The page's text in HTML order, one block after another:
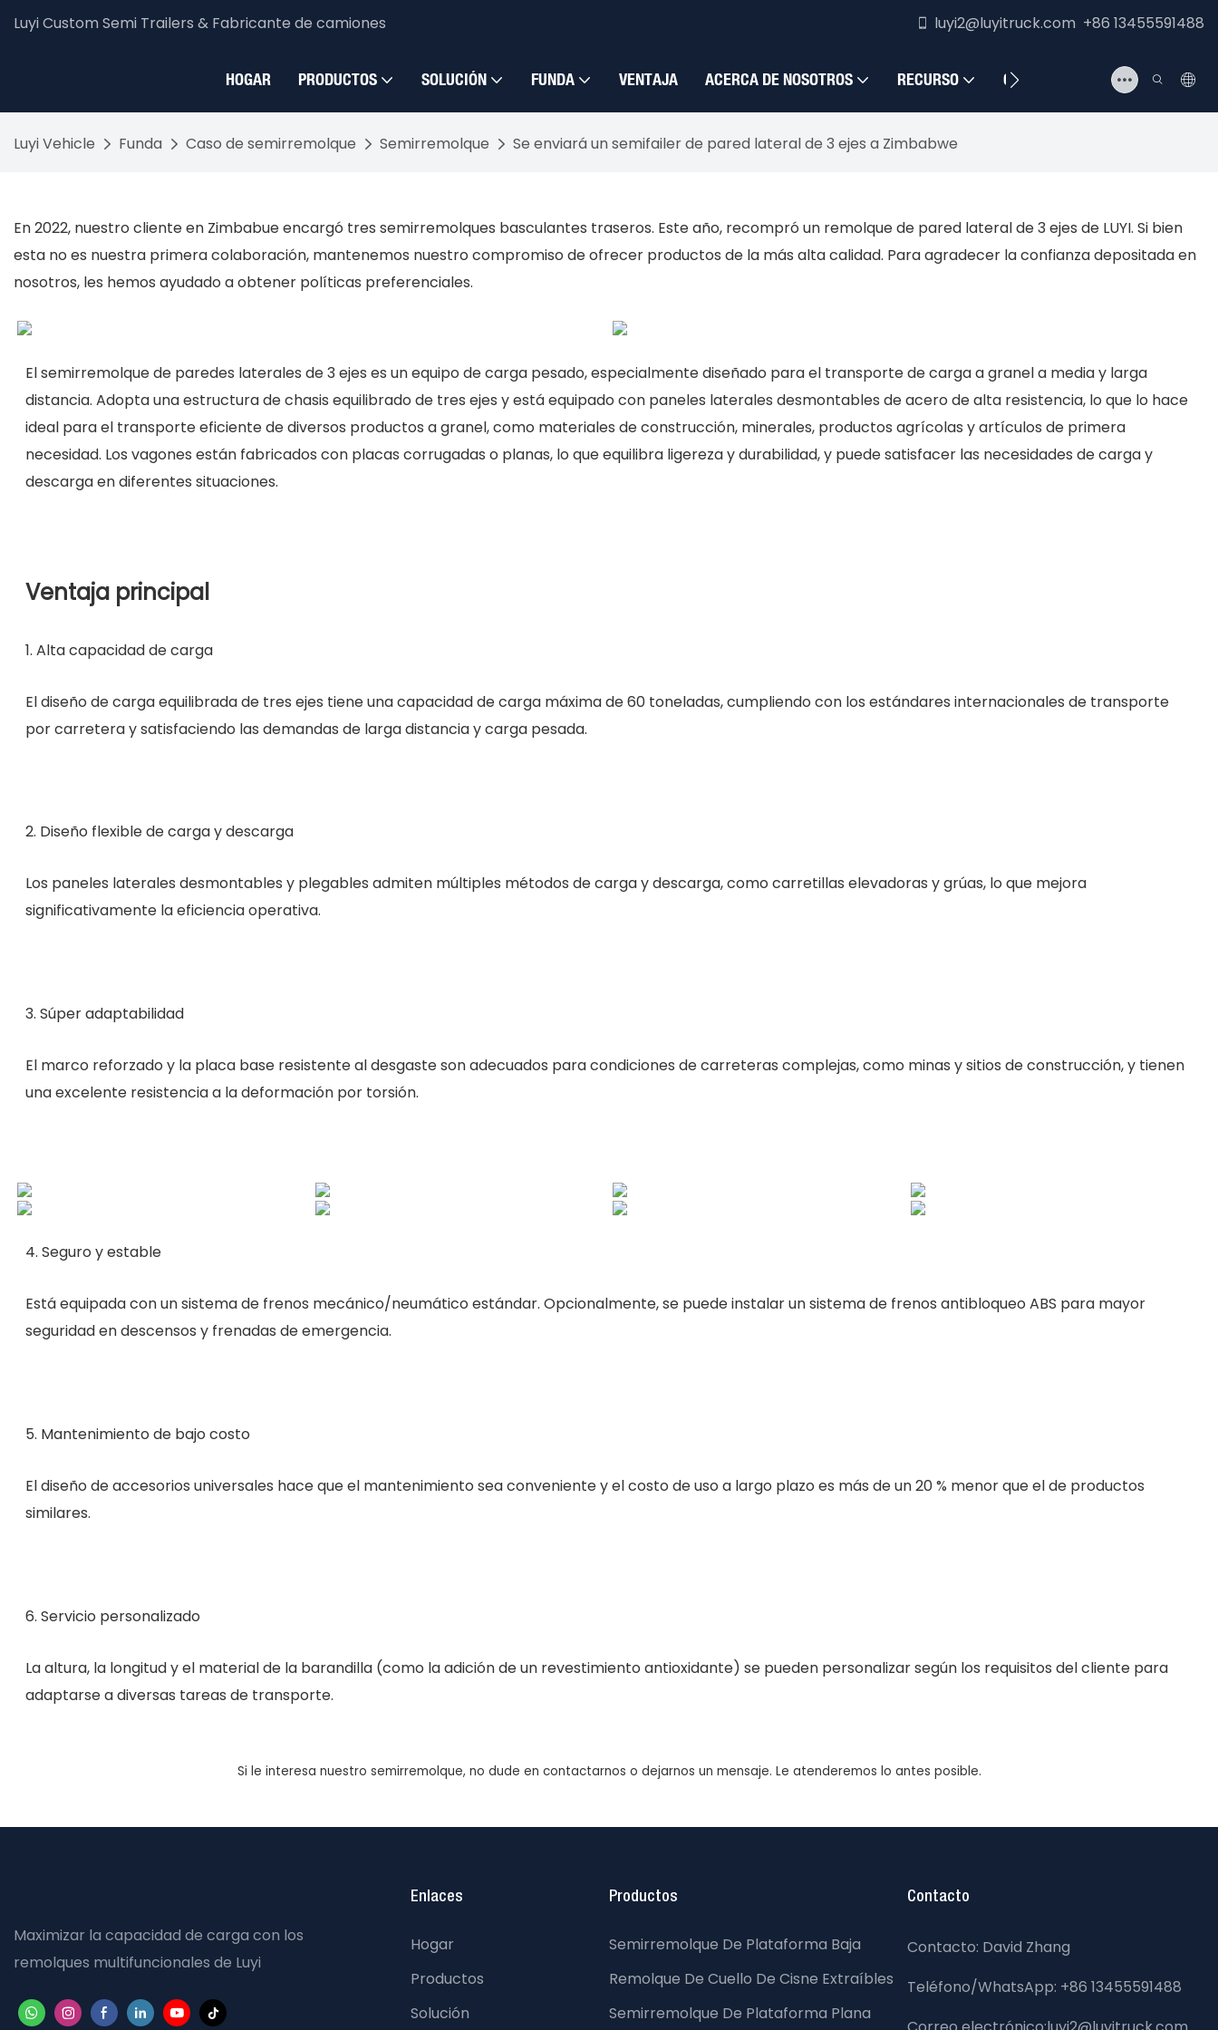
Luyi Custom Semi Trailers & Fabricante de camiones luyi2@luyitruck.com +86 13455591488
HOGAR PRODUCTOS SOLUCIÓN FUNDA VENTAJA ACERCA DE NOSOTROS RECURSO CONTÁCTENOS
Luyi Vehicle Funda Caso de semirremolque Semirremolque Se enviará un semifailer de pared lateral de 3 ejes a Zimbabwe
En 2022, nuestro cliente en Zimbabue encargó tres semirremolques basculantes traseros. Este año, recompró un remolque de pared lateral de 3 ejes de LUYI. Si bien
esta no es nuestra primera colaboración, mantenemos nuestro compromiso de ofrecer productos de la más alta calidad. Para agradecer la confianza depositada en
nosotros, les hemos ayudado a obtener políticas preferenciales.
El semirremolque de paredes laterales de 3 ejes es un equipo de carga pesado, especialmente diseñado para el transporte de carga a granel a media y larga
distancia. Adopta una estructura de chasis equilibrado de tres ejes y está equipado con paneles laterales desmontables de acero de alta resistencia, lo que lo hace
ideal para el transporte eficiente de diversos productos a granel, como materiales de construcción, minerales, productos agrícolas y artículos de primera
necesidad. Los vagones están fabricados con placas corrugadas o planas, lo que equilibra ligereza y durabilidad, y puede satisfacer las necesidades de carga y
descarga en diferentes situaciones.
Ventaja principal
1. Alta capacidad de carga
El diseño de carga equilibrada de tres ejes tiene una capacidad de carga máxima de 60 toneladas, cumpliendo con los estándares internacionales de transporte
por carretera y satisfaciendo las demandas de larga distancia y carga pesada.
2. Diseño flexible de carga y descarga
Los paneles laterales desmontables y plegables admiten múltiples métodos de carga y descarga, como carretillas elevadoras y grúas, lo que mejora
significativamente la eficiencia operativa.
3. Súper adaptabilidad
El marco reforzado y la placa base resistente al desgaste son adecuados para condiciones de carreteras complejas, como minas y sitios de construcción, y tienen
una excelente resistencia a la deformación por torsión.
4. Seguro y estable
Está equipada con un sistema de frenos mecánico/neumático estándar. Opcionalmente, se puede instalar un sistema de frenos antibloqueo ABS para mayor
seguridad en descensos y frenadas de emergencia.
5. Mantenimiento de bajo costo
El diseño de accesorios universales hace que el mantenimiento sea conveniente y el costo de uso a largo plazo es más de un 20 % menor que el de productos
similares.
6. Servicio personalizado
La altura, la longitud y el material de la barandilla (como la adición de un revestimiento antioxidante) se pueden personalizar según los requisitos del cliente para
adaptarse a diversas tareas de transporte.
Si le interesa nuestro semirremolque, no dude en contactarnos o dejarnos un mensaje. Le atenderemos lo antes posible.
Maximizar la capacidad de carga con los
remolques multifuncionales de Luyi
Enlaces
Hogar
Productos
Solución
Productos
Semirremolque De Plataforma Baja
Remolque De Cuello De Cisne Extraíbles
Semirremolque De Plataforma Plana
Contacto
Contacto: David Zhang
Teléfono/WhatsApp: +86 13455591488